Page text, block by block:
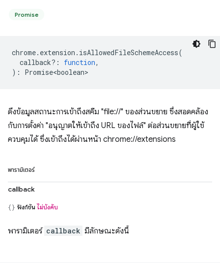
Promise
chrome. extension . isAllowedFileSchemeAccess(
callback? : function,
) : Promise<boolean>
ดึงข้อมูลสถานะการเข้าถึงสคีม "file://" ของส่วนขยาย ซึ่งสอดคล้อง
กับการตั้งค่า "อนุญาตให้เข้าถึง URL ของไฟล์" ต่อส่วนขยายที่ผู้ใช้
ควบคุมได้ ซึ่งเข้าถึงได้ผ่านหน้า chrome://extensions
พารามิเตอร์
callback
ฟังก์ชัน ไม่บังคับ
พารามิเตอร์ callback มีลักษณะดังนี้